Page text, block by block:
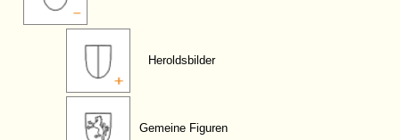
Heroldsbilder
Gemeine Figuren